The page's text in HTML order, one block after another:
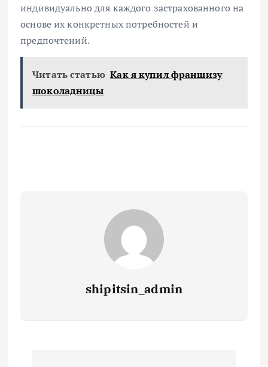
индивидуально для каждого застрахованного на
основе их конкретных потребностей и
предпочтений.
Читать статью Как я купил франшизу
шоколадницы
shipitsin_admin